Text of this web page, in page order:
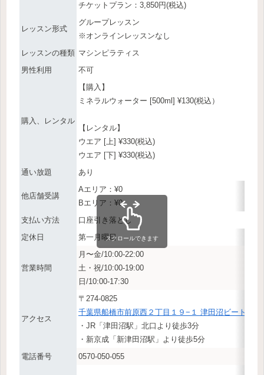
チケットプラン：3,850円(税込)
レッスン形式
グループレッスン
※オンラインレッスンなし
レッスンの種類 マシンピラティス
男性利用
不可
購入、レンタル
【購入】
ミネラルウォーター [500ml] ¥130(税込）
【レンタル】
ウエア [上] ¥330(税込)
ウエア [下] ¥330(税込)
通い放題
あり
他店舗受講
Aエリア：¥0
Bエリア：¥0
支払い方法
口座引き落とし
定休日
第一月曜日
営業時間
月〜金/10:00-22:00
土・祝/10:00-19:00
日/10:00-17:30
アクセス
〒274-0825
千葉県船橋市前原西２丁目１９−１ 津田沼ビート 4F
・JR「津田沼駅」北口より徒歩3分
・新京成「新津田沼駅」より徒歩5分
電話番号
0570-050-055
スクロールできます